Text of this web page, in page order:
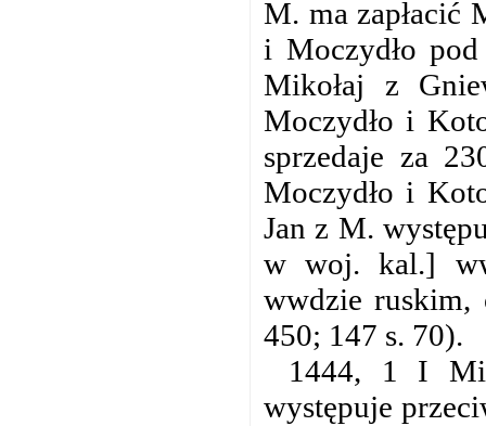
M. ma zapłacić
i Moczydło
Mikołaj z
Moczydło i
sprzedaje za
Moczydło i
Jan z M.
w woj. kal.]
wwdzie
450; 147 s. 70).
1444, 1 I
występuje